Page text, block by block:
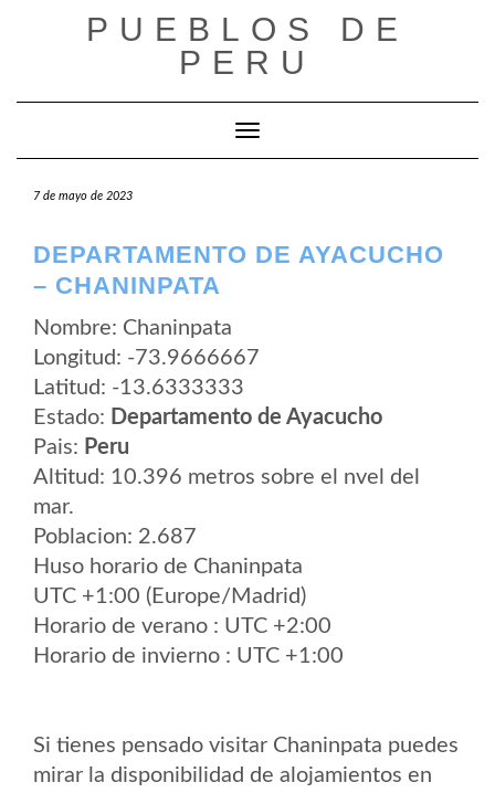
PUEBLOS DE
PERU
Cambiar modo de navegación
7 de mayo de 2023
DEPARTAMENTO DE AYACUCHO
– CHANINPATA
Nombre: Chaninpata
Longitud: -73.9666667
Latitud: -13.6333333
Estado: Departamento de Ayacucho
Pais: Peru
Altitud: 10.396 metros sobre el nvel del
mar.
Poblacion: 2.687
Huso horario de Chaninpata
UTC +1:00 (Europe/Madrid)
Horario de verano : UTC +2:00
Horario de invierno : UTC +1:00
Si tienes pensado visitar Chaninpata puedes
mirar la disponibilidad de alojamientos en